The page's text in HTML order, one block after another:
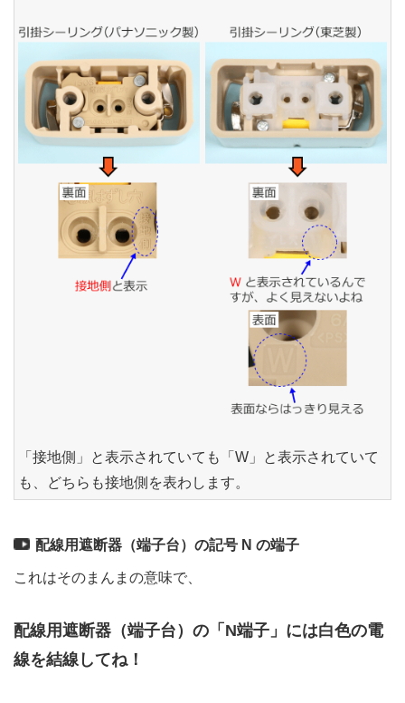
「接地側」と表示されていても「W」と表示されていて
も、どちらも接地側を表わします。
配線用遮断器（端子台）の記号 N の端子
これはそのまんまの意味で、
配線用遮断器（端子台）の「N端子」には白色の電
線を結線してね！